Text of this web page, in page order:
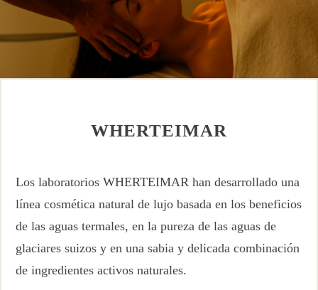
WHERTEIMAR
Los laboratorios WHERTEIMAR han desarrollado una
línea cosmética natural de lujo basada en los beneficios
de las aguas termales, en la pureza de las aguas de
glaciares suizos y en una sabia y delicada combinación
de ingredientes activos naturales.